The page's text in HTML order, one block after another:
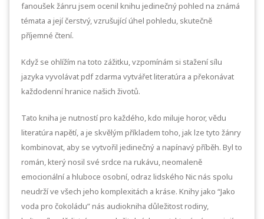
fanoušek žánru jsem ocenil knihu jedinečný pohled na známá
témata a její čerstvý, vzrušující úhel pohledu, skutečně
příjemné čtení.
Když se ohlížím na toto zážitku, vzpomínám si stažení sílu
jazyka vyvolávat pdf zdarma vytvářet literatúra a překonávat
každodenní hranice našich životů.
Tato kniha je nutností pro každého, kdo miluje horor, vědu
literatúra napětí, a je skvělým příkladem toho, jak lze tyto žánry
kombinovat, aby se vytvořil jedinečný a napínavý příběh. Byl to
román, který nosil své srdce na rukávu, neomaleně
emocionální a hluboce osobní, odraz lidského Nic nás spolu
neudrží ve všech jeho komplexitách a kráse. Knihy jako “Jako
voda pro čokoládu” nás audiokniha důležitost rodiny,